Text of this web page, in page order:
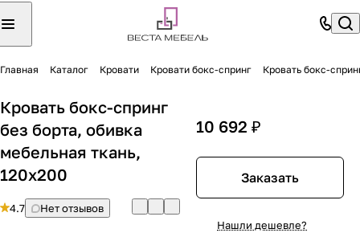
Главная Каталог Кровати Кровати бокс-спринг Кровать бокс-
Кровать бокс-спринг
без борта, обивка
мебельная ткань,
120х200
4.7 Нет отзывов
10 692 ₽
Заказать
Нашли дешевле?